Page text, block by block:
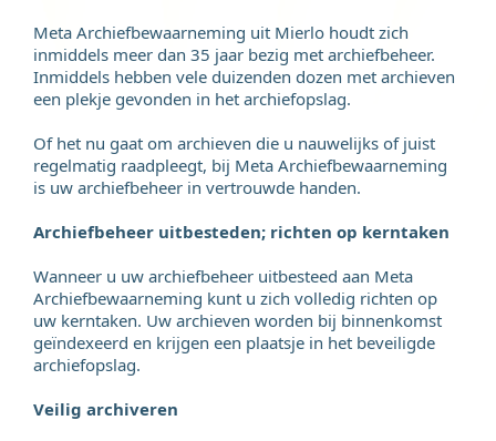
Meta Archiefbewaarneming uit Mierlo houdt zich
inmiddels meer dan 35 jaar bezig met archiefbeheer.
Inmiddels hebben vele duizenden dozen met archieven
een plekje gevonden in het archiefopslag.
Of het nu gaat om archieven die u nauwelijks of juist
regelmatig raadpleegt, bij Meta Archiefbewaarneming
is uw archiefbeheer in vertrouwde handen.
Archiefbeheer uitbesteden; richten op kerntaken
Wanneer u uw archiefbeheer uitbesteed aan Meta
Archiefbewaarneming kunt u zich volledig richten op
uw kerntaken. Uw archieven worden bij binnenkomst
geïndexeerd en krijgen een plaatsje in het beveiligde
archiefopslag.
Veilig archiveren